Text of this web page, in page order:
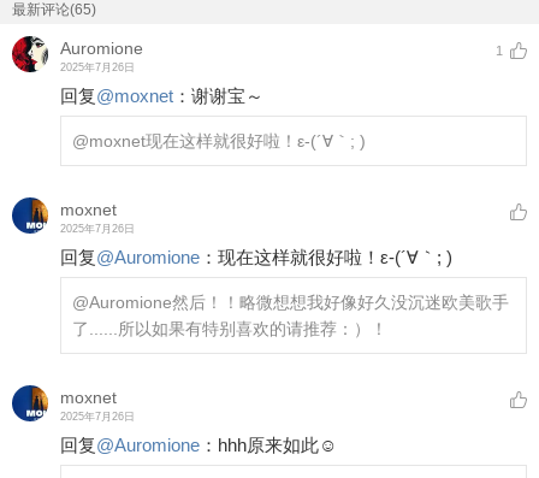
最新评论(65)
Auromione
2025年7月26日
1
回复@moxnet ： 谢谢宝～
@moxnet现在这样就很好啦！ε-(´∀｀; )
moxnet
2025年7月26日
回复@Auromione ： 现在这样就很好啦！ε-(´∀｀; )
@Auromione然后！！略微想想我好像好久没沉迷欧美歌手
了......所以如果有特别喜欢的请推荐：）！
moxnet
2025年7月26日
回复@Auromione ： hhh原来如此☺️